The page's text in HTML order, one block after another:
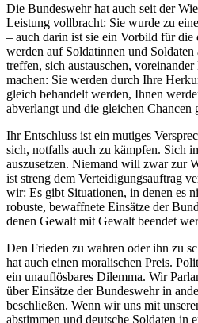
Die Bundeswehr hat auch seit der
Leistung vollbracht: Sie wurde zu
– auch darin ist sie ein Vorbild für die
werden auf Soldatinnen und Soldaten
treffen, sich austauschen,
machen: Sie werden durch Ihre
gleich behandelt werden, Ihnen
abverlangt und die gleichen Chancen
Ihr Entschluss ist ein mutiges
sich, notfalls auch zu kämpfen. Sich
auszusetzen. Niemand will zwar zur
ist streng dem Verteidigungsauftrag
wir: Es gibt Situationen, in denen es
robuste, bewaffnete Einsätze der
denen Gewalt mit Gewalt beendet
Den Frieden zu wahren oder ihn zu
hat auch einen moralischen Preis.
ein unauflösbares Dilemma. Wir
über Einsätze der Bundeswehr in
beschließen. Wenn wir uns mit
abstimmen und deutsche Soldaten in